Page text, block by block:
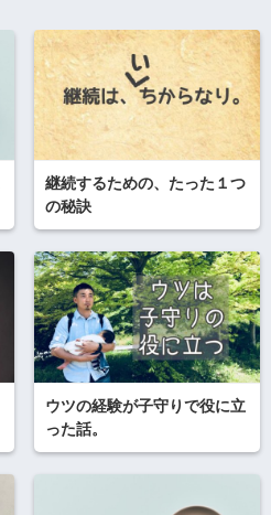
継続するための、たった１つ
の秘訣
ウツの経験が子守りで役に立
った話。